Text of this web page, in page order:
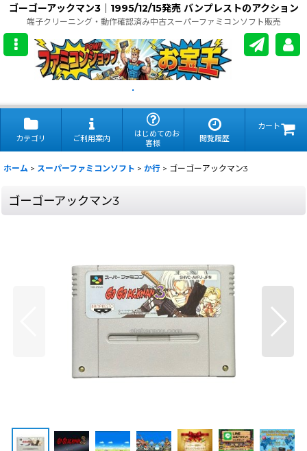
ゴーゴーアックマン3｜1995/12/15発売 バンプレストのアクション
端子クリーニング・動作確認済み中古スーパーファミコンソフト販売
.
カテゴリ ご利用案内
はじめてのお
客様
閲覧履歴
カート
ホーム > スーパーファミコンソフト > か行 > ゴーゴーアックマン3
ゴーゴーアックマン3